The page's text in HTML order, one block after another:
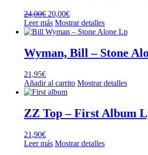
24,00€ El
precio
original
24,00€.
20,00€El
precio
actual
20,00€.
Leer más Mostrar detalles
Wyman, Bill – Stone
21,95€
Añadir al carrito Mostrar detalles
ZZ Top – First Album
21,90€
Leer más Mostrar detalles